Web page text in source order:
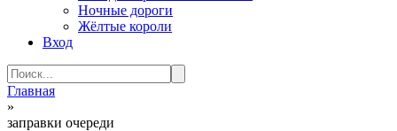
Ночные дороги
Жёлтые короли
Вход
Search
for:
Главная
»
заправки очереди